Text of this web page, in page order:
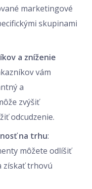
marketingové
skupinami
a zníženie
vám
a
zvýšiť
odcudzenie.
na trhu:
môžete odlíšiť
získať trhovú